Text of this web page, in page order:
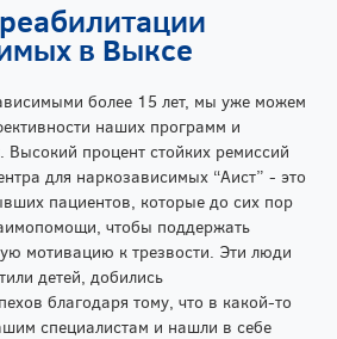
в Выксе
более 15 лет, мы уже можем
наших программ и
процент стойких ремиссий
для наркозависимых “Аист” - это
пациентов, которые до сих пор
чтобы поддержать
мотивацию к трезвости. Эти люди
детей, добились
благодаря тому, что в какой-то
специалистам и нашли в себе